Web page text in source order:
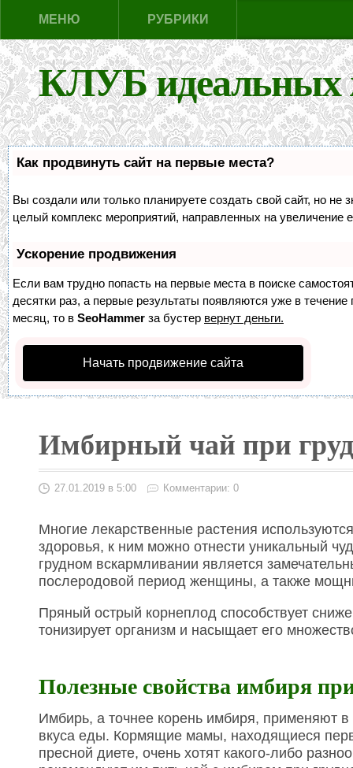
МЕНЮ РУБРИКИ
КЛУБ идеальных
Как продвинуть сайт на первые места?
Вы создали или только планируете создать свой сайт, но не
целый комплекс мероприятий, направленных на увеличение
Ускорение продвижения
Если вам трудно попасть на первые места в поиске
десятки раз, а первые результаты появляются уже в
месяц, то в SeoHammer за бустер вернут деньги.
Начать продвижение сайта
Имбирный чай при
27.01.2019 в 5:00 Комментарии: 0
Многие лекарственные растения
здоровья, к ним можно отнести уникальный
грудном вскармливании является
послеродовой период женщины, а также
Пряный острый корнеплод способствует
тонизирует организм и насыщает его
Полезные свойства имбиря
Имбирь, а точнее корень имбиря, применяют
вкуса еды. Кормящие мамы, находящиеся
пресной диете, очень хотят какого-либо